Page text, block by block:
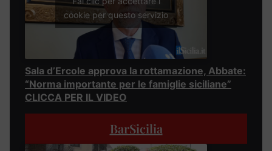
cookie per questo servizio
Sala d’Ercole approva la rottamazione, Abbate:
“Norma importante per le famiglie siciliane”
CLICCA PER IL VIDEO
BarSicilia